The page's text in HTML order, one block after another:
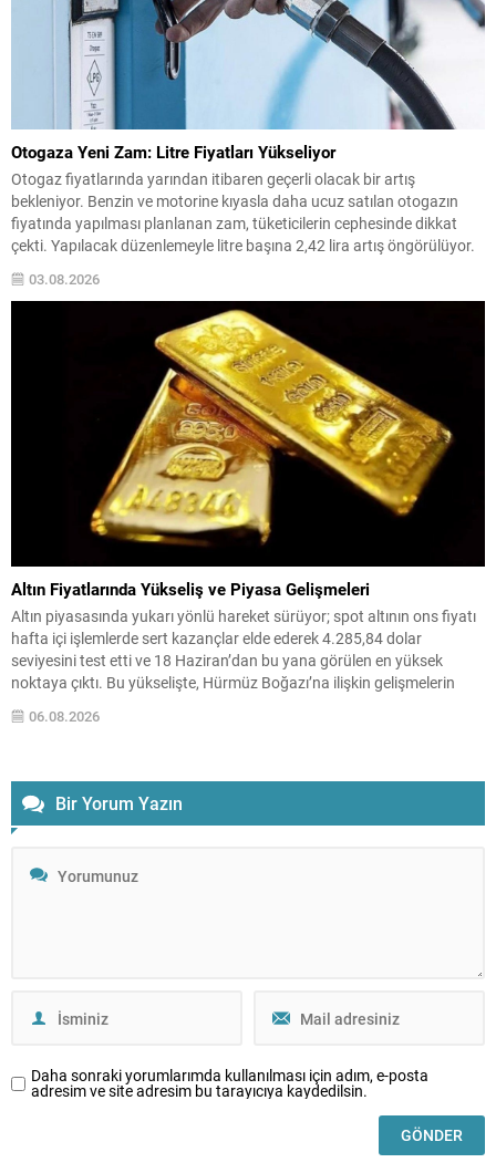
Otogaza Yeni Zam: Litre Fiyatları Yükseliyor
Otogaz fiyatlarında yarından itibaren geçerli olacak bir artış
bekleniyor. Benzin ve motorine kıyasla daha ucuz satılan otogazın
fiyatında yapılması planlanan zam, tüketicilerin cephesinde dikkat
çekti. Yapılacak düzenlemeyle litre başına 2,42 lira artış öngörülüyor.
oluşacak. Beklenen Bölgesel Fiyatlar İstanbul için otogazın...
03.08.2026
Altın Fiyatlarında Yükseliş ve Piyasa Gelişmeleri
Altın piyasasında yukarı yönlü hareket sürüyor; spot altının ons fiyatı
hafta içi işlemlerde sert kazançlar elde ederek 4.285,84 dolar
seviyesini test etti ve 18 Haziran’dan bu yana görülen en yüksek
noktaya çıktı. Bu yükselişte, Hürmüz Boğazı’na ilişkin gelişmelerin
petrol fiyatlarını baskılaması ve böylece enflasyon ve faiz
beklentilerindeki rahatlamanın etkisi öne...
06.08.2026
Bir Yorum Yazın
Daha sonraki yorumlarımda kullanılması için adım, e-posta
adresim ve site adresim bu tarayıcıya kaydedilsin.